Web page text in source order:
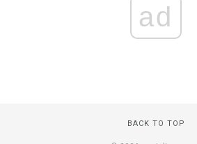
ad
BACK TO TOP